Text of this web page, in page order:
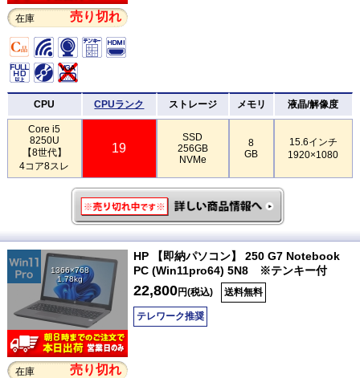
在庫 売り切れ
CPU CPUランク ストレージ メモリ 液晶/解像度
Core i5
8250U
【8世代】
4コア8スレ
19
SSD
256GB
NVMe
8
GB
15.6インチ
1920×1080
1366×768
1.78kg
在庫 売り切れ
HP 【即納パソコン】 250 G7 Notebook
PC (Win11pro64) 5N8 ※テンキー付
22,800円(税込) 送料無料
テレワーク推奨